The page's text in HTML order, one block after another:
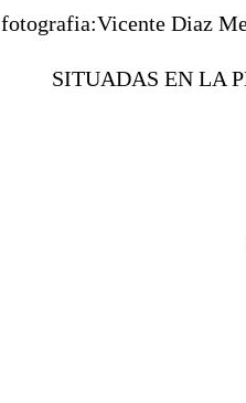
fotografia:Vicente Diaz
SITUADAS EN LA